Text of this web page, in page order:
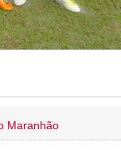
Maranhão